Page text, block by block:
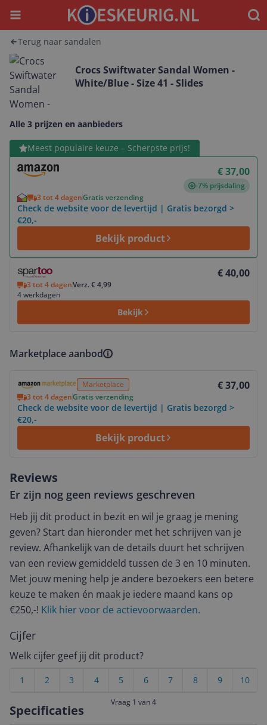
Menu
Terug naar sandalen
Crocs Swiftwater Sandal Women -
White/Blue - Size 41 - Slides
Alle 3 prijzen en aanbieders
Meest populaire keuze – Scherpste prijs!
€ 37,00
-7% prijsdaling
3 tot 4 dagenGratis verzending
Check de website voor de levertijd | Gratis bezorgd >
€20,-
Bekijk product
Bekijk product
€ 40,00
3 tot 4 dagenVerz. € 4,99
4 werkdagen
Bekijk
Bekijk product
Marketplace aanbod
Marketplace € 37,00
3 tot 4 dagenGratis verzending
Check de website voor de levertijd | Gratis bezorgd >
€20,-
Bekijk product
Specificaties
Reviews
Er zijn nog geen reviews geschreven
Heb jij dit product in bezit en wil je graag je mening
geven? Start dan hieronder met het schrijven van je
review. Afhankelijk van de details duurt het schrijven
van een review gemiddeld tussen de 3 en 10 minuten.
Met jouw mening help je andere bezoekers een betere
keuze te maken én maak je iedere maand kans op
€250,-! Klik hier voor de actievoorwaarden.
Cijfer
Welk cijfer geef jij dit product?
10
9
8
7
6
5
4
3
2
1
Vraag 1 van 4